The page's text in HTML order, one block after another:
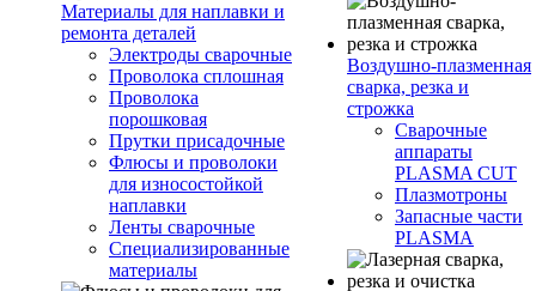
Материалы для наплавки и
ремонта деталей
Электроды сварочные
Проволока сплошная
Проволока
порошковая
Прутки присадочные
Флюсы и проволоки
для износостойкой
наплавки
Ленты сварочные
Специализированные
материалы
Воздушно-плазменная
сварка, резка и
строжка
Сварочные
аппараты
PLASMA CUT
Плазмотроны
Запасные части
PLASMA